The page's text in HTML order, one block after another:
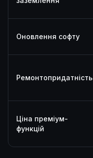
Оновлення софту
Ремонтопридатність
Ціна преміум-
функцій